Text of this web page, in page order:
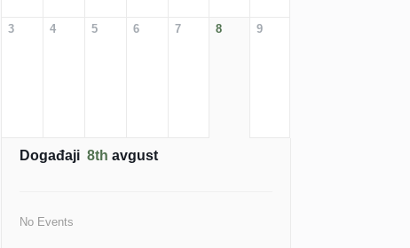
3 4 5 6 7 8 9
Događaji 8th avgust
No Events